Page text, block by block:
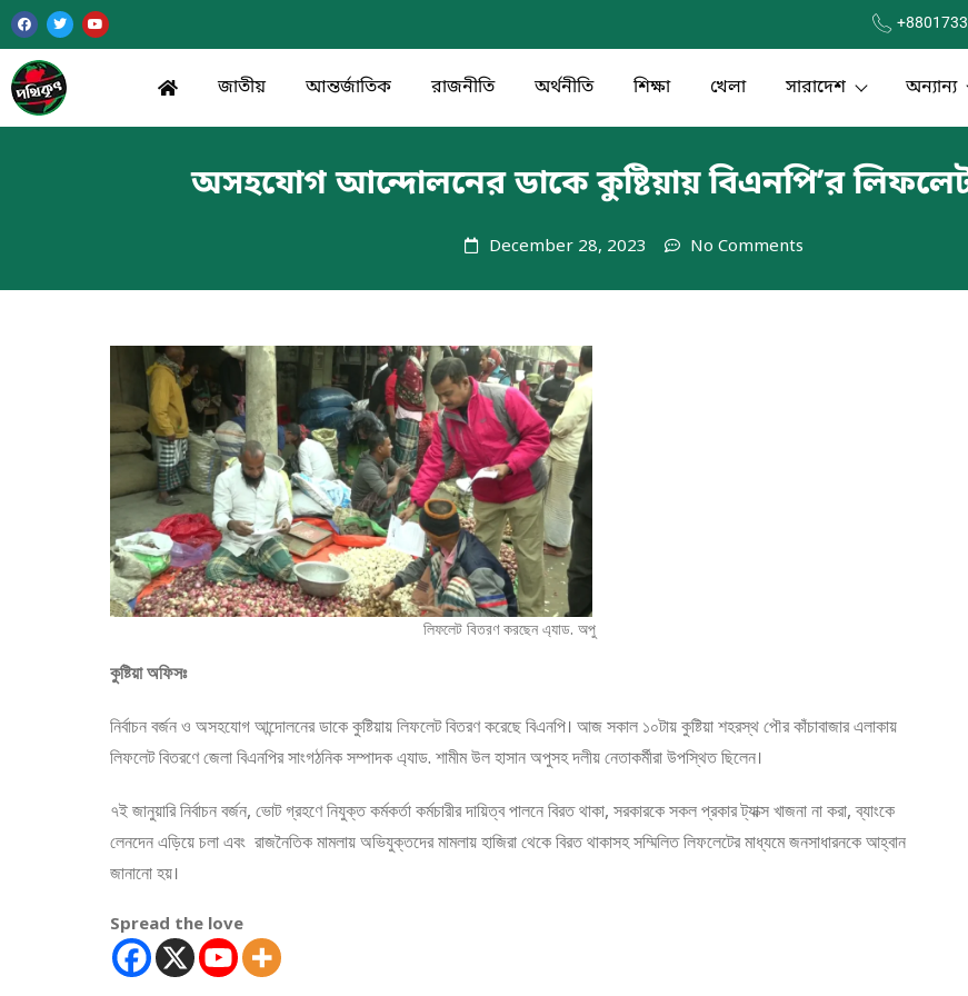
জাতীয় আন্তর্জাতিক রাজনীতি অর্থনীতি শিক্ষা খেলা সারাদেশ অন্যান্য
অসহযোগ আন্দোলনের ডাকে কুষ্টিয়ায় বিএনপি’র
December 28, 2023 No Comments
লিফলেট বিতরণ করছেন এ্যাড. অপু
কুষ্টিয়া অফিসঃ
নির্বাচন বর্জন ও অসহযোগ আন্দোলনের ডাকে কুষ্টিয়ায় লিফলেট বিতরণ করেছে বিএনপি। আজ সকাল ১০টায় কুষ্টিয়া শহরস্থ পৌর কাঁচাবাজার এলাকায়
লিফলেট বিতরণে জেলা বিএনপির সাংগঠনিক সম্পাদক এ্যাড. শামীম উল হাসান অপুসহ দলীয় নেতাকর্মীরা উপস্থিত ছিলেন।
৭ই জানুয়ারি নির্বাচন বর্জন, ভোট গ্রহণে নিযুক্ত কর্মকর্তা কর্মচারীর দায়িত্ব পালনে বিরত থাকা, সরকারকে সকল প্রকার ট্যাক্স খাজনা না করা, ব্যাংকে
লেনদেন এড়িয়ে চলা এবং রাজনৈতিক মামলায় অভিযুক্তদের মামলায় হাজিরা থেকে বিরত থাকাসহ সম্মিলিত লিফলেটের মাধ্যমে জনসাধারনকে আহ্বান
জানানো হয়।
Spread the love